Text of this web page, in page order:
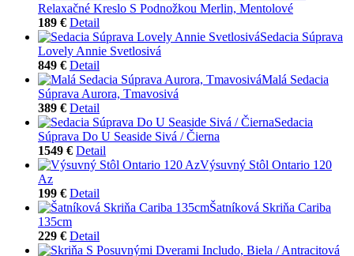
Relaxačné Kreslo S Podnožkou Merlin, Mentolové
189 € Detail
Sedacia Súprava
Lovely Annie Svetlosivá
849 € Detail
Malá Sedacia
Súprava Aurora, Tmavosivá
389 € Detail
Sedacia
Súprava Do U Seaside Sivá / Čierna
1549 € Detail
Výsuvný Stôl Ontario 120
Az
199 € Detail
Šatníková Skriňa Cariba
135cm
229 € Detail